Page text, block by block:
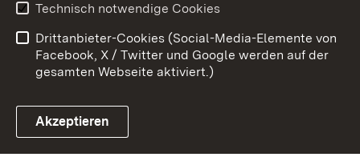
Link zum Landesportal
Barrierefreiheit
Benutzungshinweise
Impressum
Cookies
Technisch notwendige Cookies
Drittanbieter-Cookies (Social-Media-Elemente von
Facebook, X / Twitter und Google werden auf der
gesamten Webseite aktiviert.)
Akzeptieren